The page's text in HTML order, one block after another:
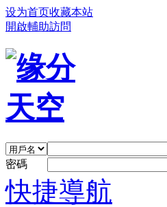
设为首页收藏本站
開啟輔助訪問
密碼
快捷導航